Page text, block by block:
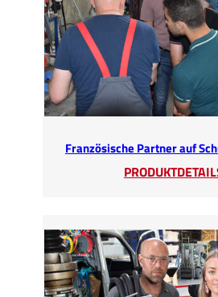
Französische Partner auf